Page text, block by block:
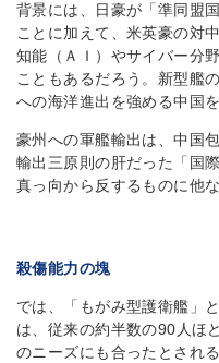
背景には、日豪が「準同盟
ことに加えて、米英豪の対
知能（ＡＩ）やサイバー分
こともあるだろう。新型艦
への海洋進出を強める中国
豪州への軍艦輸出は、中国
輸出三原則の肝だった「国
真っ向から反するものに他な
殺傷能力の塊
では、「もがみ型護衛艦」
は、従来の約半数の90人ほ
のニーズにも合ったとされ